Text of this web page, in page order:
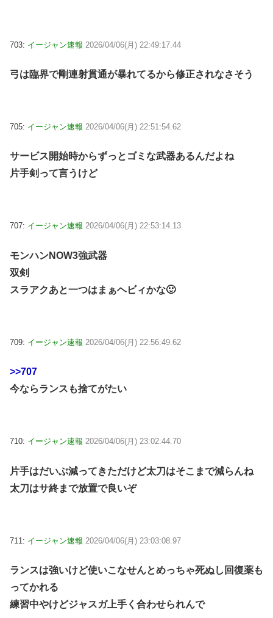
703: イージャン速報 2026/04/06(月) 22:49:17.44
弓は臨界で剛連射貫通が暴れてるから修正されなさそう
705: イージャン速報 2026/04/06(月) 22:51:54.62
サービス開始時からずっとゴミな武器あるんだよね
片手剣って言うけど
707: イージャン速報 2026/04/06(月) 22:53:14.13
モンハンNOW3強武器
双剣
スラアクあと一つはまぁヘビィかな🙂
709: イージャン速報 2026/04/06(月) 22:56:49.62
>>707
今ならランスも捨てがたい
710: イージャン速報 2026/04/06(月) 23:02:44.70
片手はだいぶ減ってきただけど太刀はそこまで減らんね
太刀はサ終まで放置で良いぞ
711: イージャン速報 2026/04/06(月) 23:03:08.97
ランスは強いけど使いこなせんとめっちゃ死ぬし回復薬も
ってかれる
練習中やけどジャスガ上手く合わせられんで